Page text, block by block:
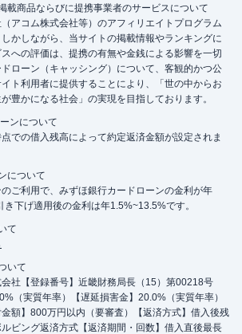
載商品ならびに提携事業者のサービスについて
アコム株式会社等）のアフィリエイトプログラム
かしながら、当サイトの掲載情報やランキングに
への評価は、提携の有無や金銭による影響を一切
ローン（キャッシング）について、客観的かつ公
ト利用者に提供することにより、「世の中からお
豊かになる社会」の実現を目指しております。
ンについて
での借入残高によって約定返済金額が設定されま
について
ご利用で、みずほ銀行カードローンの金利が年
下げ適用後の金利は年1.5%~13.5%です。
て
いて
社【登録番号】近畿財務局長（15）第00218号
（実質年率）【遅延損害金】20.0%（実質年率）
金額】800万円以内（要審査）【返済方式】借入後残
ビング返済方式【返済期間・回数】借入直後最長